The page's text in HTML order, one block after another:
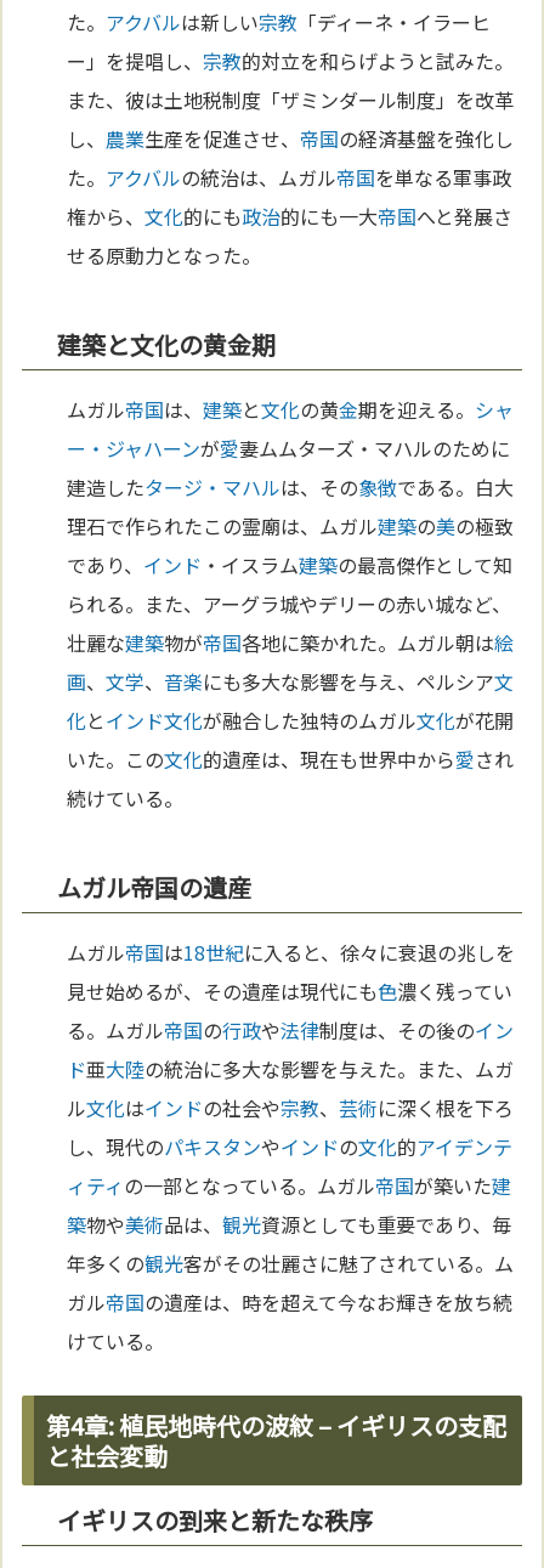
た。 アクバルは新しい宗教 「ディーネ・イラーヒ
ー」を提唱し、 宗教的対立を和らげようと試みた。
また、彼は土地税制度「ザミンダール制度」を改革
し、 農業生産を促進させ、 帝国の経済基盤を強化し
た。 アクバルの統治は、ムガル帝国を単なる軍事政
権から、文化的にも政治的にも一大帝国へと発展さ
せる原動力となった。
建築と文化の黄金期
ムガル帝国は、建築と文化の黄金期を迎える。 シャ
ー・ジャハーンが愛妻ムムターズ・マハルのために
建造したタージ・マハルは、その象徴である。白大
理石で作られたこの霊廟は、ムガル建築の美の極致
であり、 インド ・イスラム建築の最高傑作として知
られる。また、アーグラ城やデリーの赤い城など、
壮麗な建築物が帝国各地に築かれた。ムガル朝は絵
画、文学、音楽にも多大な影響を与え、ペルシア文
化とインド文化が融合した独特のムガル文化が花開
いた。この文化的遺産は、現在も世界中から愛され
続けている。
ムガル帝国の遺産
ムガル帝国は18世紀に入ると、徐々に衰退の兆しを
見せ始めるが、その遺産は現代にも色濃く残ってい
る。ムガル帝国の行政や法律制度は、その後のイン
ド亜大陸の統治に多大な影響を与えた。また、ムガ
ル文化はインドの社会や宗教、芸術に深く根を下ろ
し、現代のパキスタンやインドの文化的アイデンテ
ィティの一部となっている。ムガル帝国が築いた建
築物や美術品は、観光資源としても重要であり、毎
年多くの観光客がその壮麗さに魅了されている。ム
ガル帝国の遺産は、時を超えて今なお輝きを放ち続
けている。
第4章: 植民地時代の波紋 – イギリスの支配
と社会変動
イギリスの到来と新たな秩序